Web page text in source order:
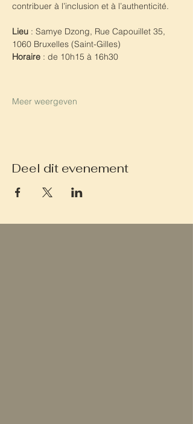
contribuer à l’inclusion et à l’authenticité.
Lieu : Samye Dzong, Rue Capouillet 35,
1060 Bruxelles (Saint-Gilles)
Horaire : de 10h15 à 16h30
Meer weergeven
Deel dit evenement